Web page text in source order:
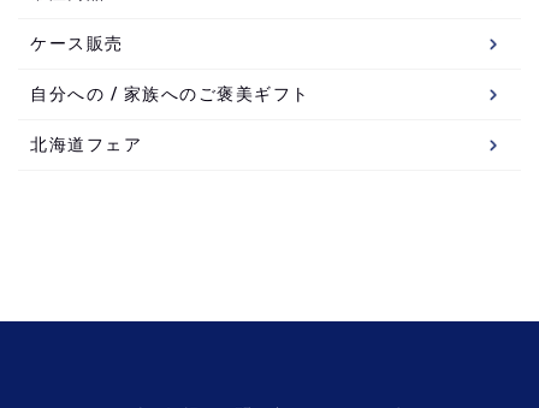
ケース販売
自分への / 家族へのご褒美ギフト
北海道フェア